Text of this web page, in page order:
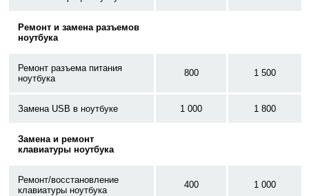
Ремонт и замена разъемов
ноутбука
Ремонт разъема питания
ноутбука
800 1 500
Замена USB в ноутбуке 1 000 1 800
Замена и ремонт
клавиатуры ноутбука
Ремонт/восстановление
клавиатуры ноутбука
400 1 000